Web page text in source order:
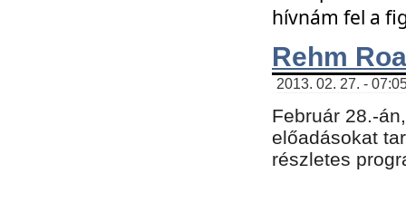
hívnám fel a
Rehm
2013. 02. 27. -
Február 28.-
előadásokat
részletes